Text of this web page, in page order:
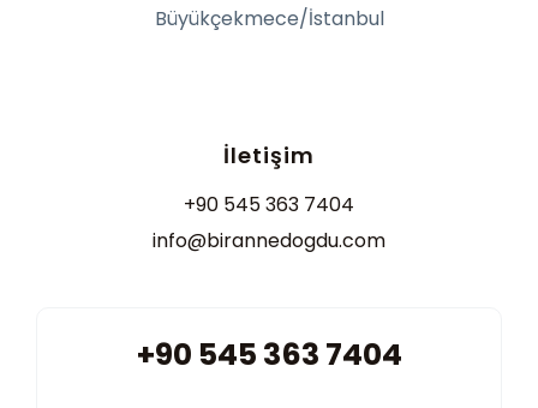
Büyükçekmece/İstanbul
İletişim
+90 545 363 7404
info@birannedogdu.com
+90 545 363 7404